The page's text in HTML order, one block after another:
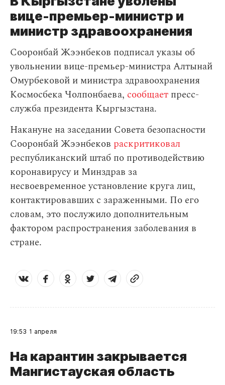
вице-премьер-министр и
министр здравоохранения
Сооронбай Жээнбеков подписал указы об
увольнении вице-премьер-министра Алтынай
Омурбековой и министра здравоохранения
Космосбека Чолпонбаева, сообщает пресс-
служба президента Кыргызстана.
Накануне на заседании Совета безопасности
Сооронбай Жээнбеков раскритиковал
республиканский штаб по противодействию
коронавирусу и Минздрав за
несвоевременное установление круга лиц,
контактировавших с зараженными. По его
словам, это послужило дополнительным
фактором распространения заболевания в
стране.
19:53 1 апреля
На карантин закрывается
Мангистауская область